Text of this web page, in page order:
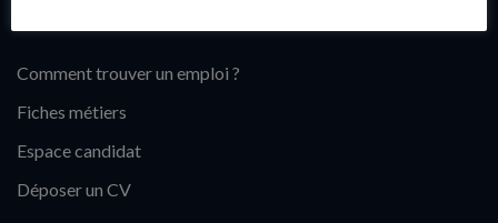
Comment trouver un emploi ?
Fiches métiers
Espace candidat
Déposer un CV